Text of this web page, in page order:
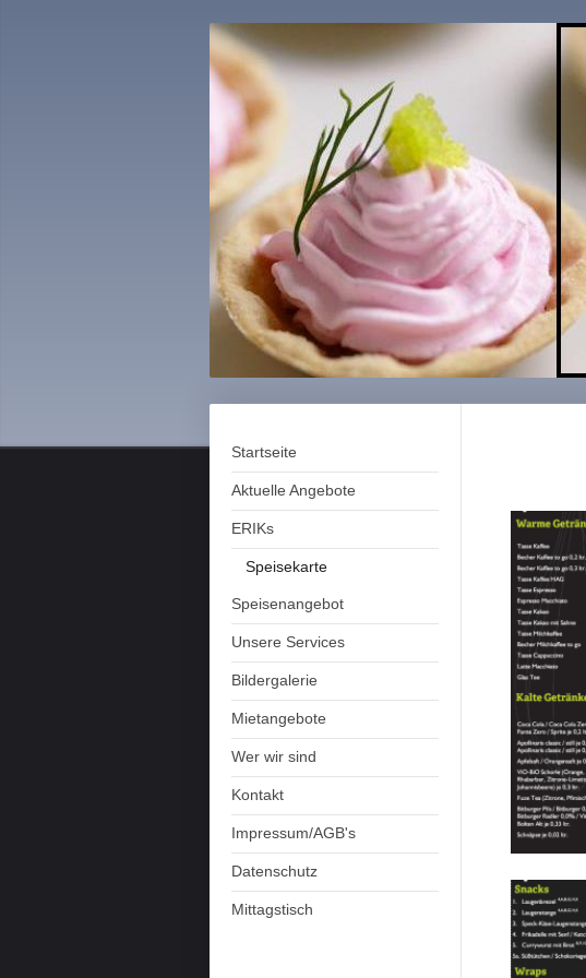
Startseite
Aktuelle Angebote
ERIKs
Speisekarte
Speisenangebot
Unsere Services
Bildergalerie
Mietangebote
Wer wir sind
Kontakt
Impressum/AGB's
Datenschutz
Mittagstisch